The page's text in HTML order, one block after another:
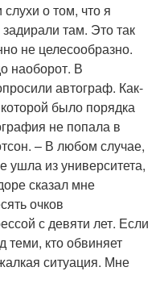
о том, что я
там. Это так
не целесообразно.
наоборот. В
автограф. Как-
было порядка
не попала в
– В любом случае,
из университета,
сказал мне
очков
с девяти лет. Если
теми, кто обвиняет
ситуация. Мне